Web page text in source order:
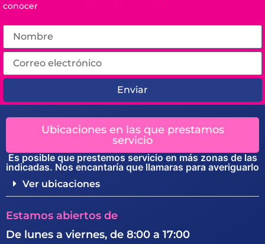
conocer
Enviar
Ubicaciones en las que prestamos
servicio
Es posible que prestemos servicio en más zonas de las
indicadas. Nos encantaría que llamaras para averiguarlo
Ver ubicaciones
Estamos abiertos de
De lunes a viernes, de 8:00 a 17:00